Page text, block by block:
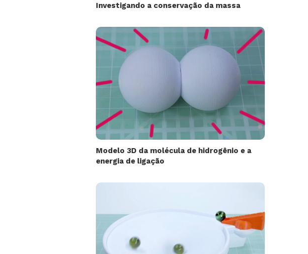
Investigando a conservação da massa
Modelo 3D da molécula de hidrogênio e a
energia de ligação